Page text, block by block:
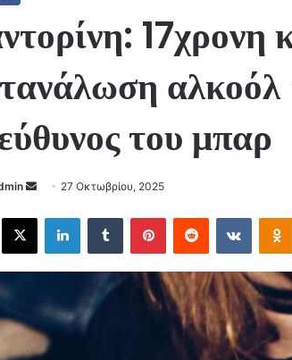
17χρονη
αλκοόλ
του μπαρ
Send
email
27 Οκτωβρίου, 2025
X LinkedInTumblr PinterestReddit